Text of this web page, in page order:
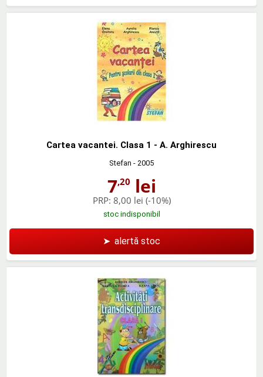
Cartea vacantei. Clasa 1 - A. Arghirescu
Stefan - 2005
7,20 lei
PRP: 8,00 lei (-10%)
stoc indisponibil
➤ alertă stoc